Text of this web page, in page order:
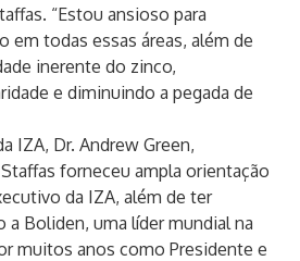
“Estou ansioso para
em todas essas áreas, além de
inerente do zinco,
e diminuindo a pegada de
IZA, Dr. Andrew Green,
forneceu ampla orientação
da IZA, além de ter
a Boliden, uma líder mundial na
muitos anos como Presidente e